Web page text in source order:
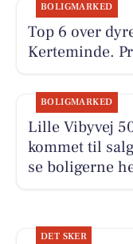
BOLIGMARKED
Top 6 over
Kerteminde.
BOLIGMARKED
Lille Vibyvej
kommet til
se boligerne
DET SKER